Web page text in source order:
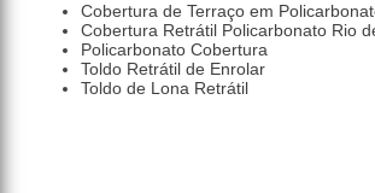
Cobertura de Terraço em
Cobertura Retrátil Policarbonato Rio
Policarbonato Cobertura
Toldo Retrátil de Enrolar
Toldo de Lona Retrátil